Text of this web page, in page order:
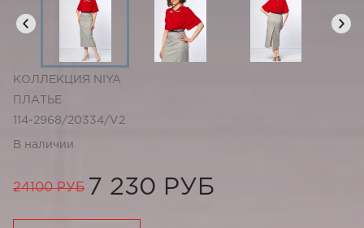
КОЛЛЕКЦИЯ NIYA
ПЛАТЬЕ
114-2968/20334/V2
В наличии
24100 РУБ 7 230 РУБ